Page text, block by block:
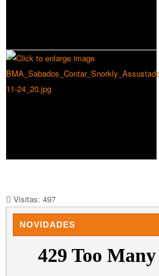
Visitas: 497
NOVIDADES